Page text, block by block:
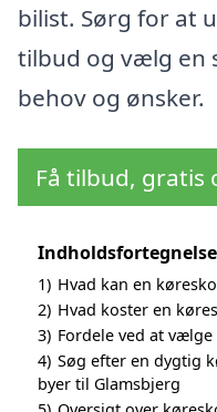
bilist. Sørg for at
tilbud og vælg en
behov og ønsker.
Få tilbud,
Indholdsfortegnelse
1) Hvad kan en
2) Hvad koster en
3) Fordele ved at
4) Søg efter en dygtig
byer til Glamsbjerg